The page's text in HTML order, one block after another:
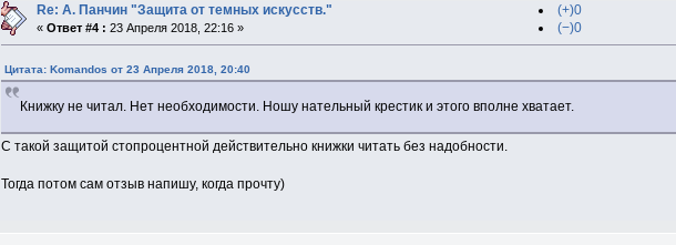
Re: А. Панчин "Защита от темных искусств."
«Ответ #4 : 23 Апреля 2018, 22:16 »
(+)0
(−)0
Цитата: Komandos от 23 Апреля 2018, 20:40
Книжку не читал. Нет необходимости. Ношу нательный крестик и этого вполне хватает.
С такой защитой стопроцентной действительно книжки читать без надобности.
Тогда потом сам отзыв напишу, когда прочту)